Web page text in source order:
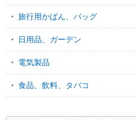
旅行用かばん、バッグ
日用品、ガーデン
電気製品
食品、飲料、タバコ